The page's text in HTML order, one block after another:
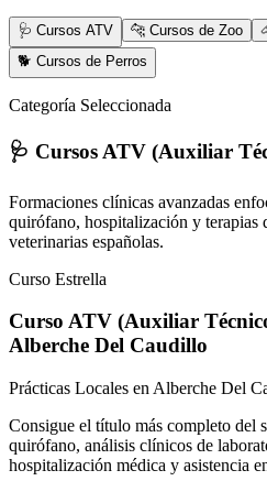
🩺 Cursos ATV 🐆 Cursos de Zoo
🐕 Cursos de Perros
Categoría Seleccionada
🩺 Cursos ATV (Auxiliar
Formaciones clínicas avanzadas
quirófano, hospitalización y terapias
veterinarias españolas.
Curso Estrella
Curso ATV (Auxiliar
Alberche Del Caudillo
Prácticas Locales en Alberche Del
Consigue el título más completo del
quirófano, análisis clínicos de
hospitalización médica y asistencia